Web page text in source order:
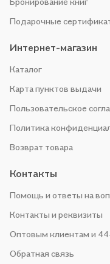
Подарочные
Интернет-магазин
Каталог
Карта пунктов выдачи
Пользовательское
Политика
Возврат товара
Контакты
Помощь и ответы на
Контакты и реквизиты
Оптовым клиентам и
Обратная связь